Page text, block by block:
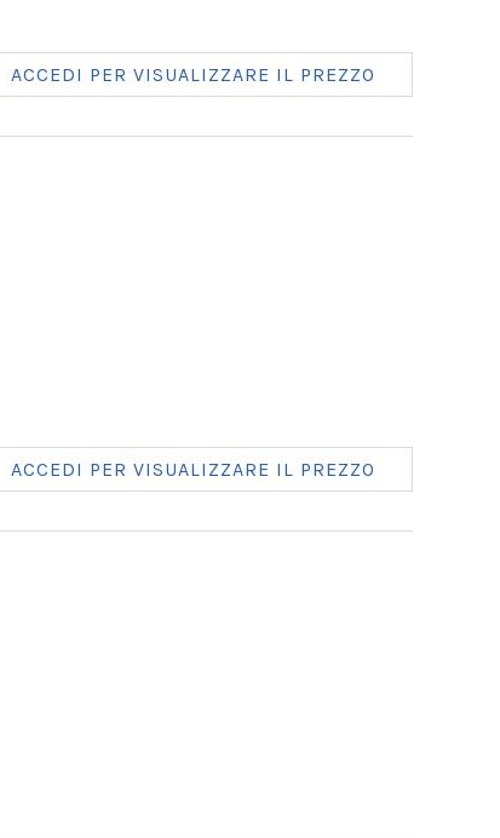
ACCEDI PER VISUALIZZARE IL PREZZO
ACCEDI PER VISUALIZZARE IL PREZZO